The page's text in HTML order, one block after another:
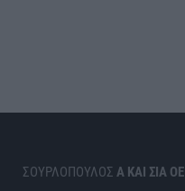
ΣΟΥΡΛΟΠΟΥΛΟΣ Α ΚΑΙ ΣΙΑ ΟΕ